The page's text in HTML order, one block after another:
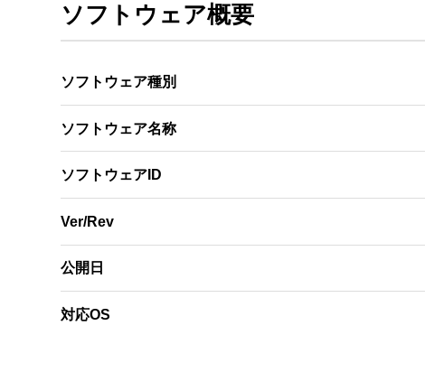
ソフトウェア概要
ソフトウェア種別
ソフトウェア名称
ソフトウェアID
Ver/Rev
公開日
対応OS